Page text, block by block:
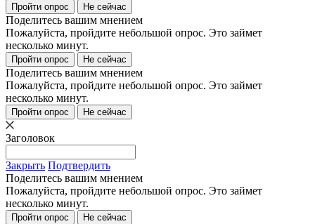
Пройти опрос Не сейчас
Поделитесь вашим мнением
Пожалуйста, пройдите небольшой опрос. Это займет
несколько минут.
Пройти опрос Не сейчас
Поделитесь вашим мнением
Пожалуйста, пройдите небольшой опрос. Это займет
несколько минут.
Пройти опрос Не сейчас
Заголовок
Закрыть Подтвердить
Поделитесь вашим мнением
Пожалуйста, пройдите небольшой опрос. Это займет
несколько минут.
Пройти опрос Не сейчас